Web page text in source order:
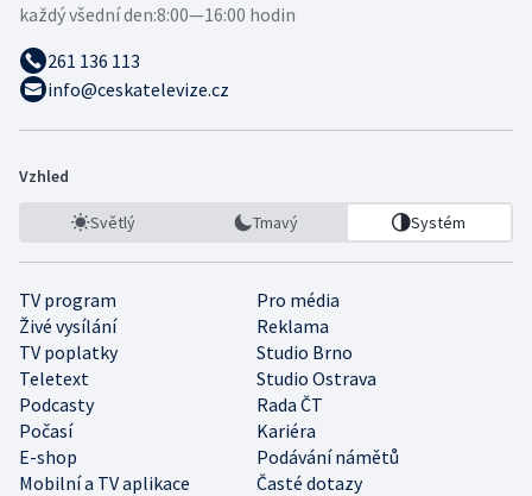
každý všední den:8:00—16:00 hodin
261 136 113
info@ceskatelevize.cz
Vzhled
Světlý Tmavý Systém
TV program
Pro média
Živé vysílání
Reklama
TV poplatky
Studio Brno
Teletext
Studio Ostrava
Podcasty
Rada ČT
Počasí
Kariéra
E-shop
Podávání námětů
Mobilní a TV aplikace
Časté dotazy